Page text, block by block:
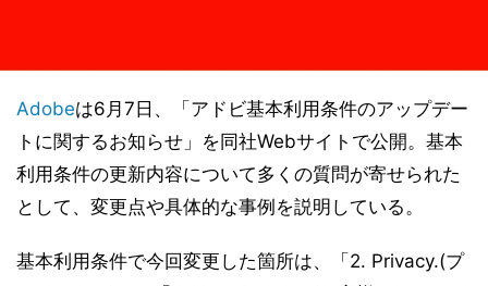
Adobeは6月7日、「アドビ基本利用条件のアップデー
トに関するお知らせ」を同社Webサイトで公開。基本
利用条件の更新内容について多くの質問が寄せられた
として、変更点や具体的な事例を説明している。
基本利用条件で今回変更した箇所は、「2. Privacy.(プ